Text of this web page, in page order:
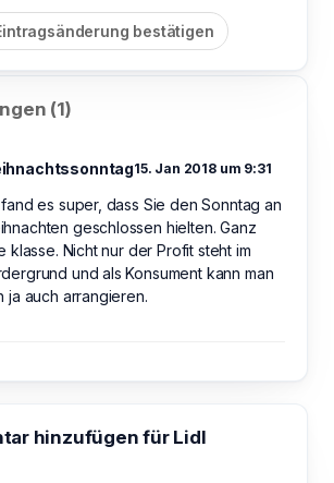
bestätigen
(1)
15. Jan 2018 um 9:31
es super, dass Sie den Sonntag an
geschlossen hielten. Ganz
klasse. Nicht nur der Profit steht im
und als Konsument kann man
ja auch arrangieren.
hinzufügen für Lidl